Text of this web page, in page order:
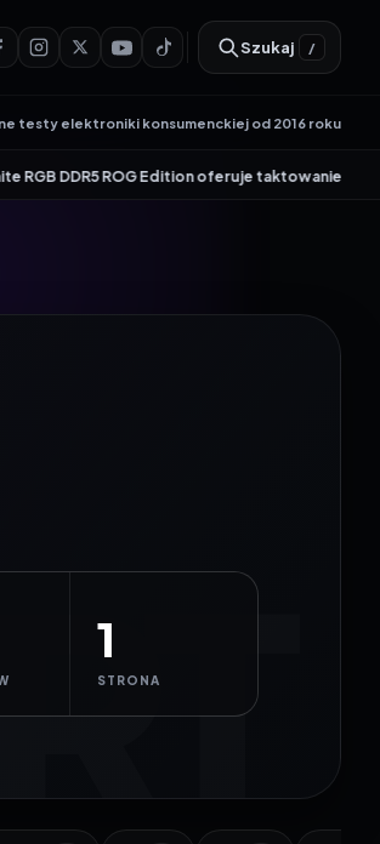
Szukaj /
testy elektroniki konsumenckiej od 2016 roku
Edition oferuje taktowanie do 8600 MT/s•
1
STRONA